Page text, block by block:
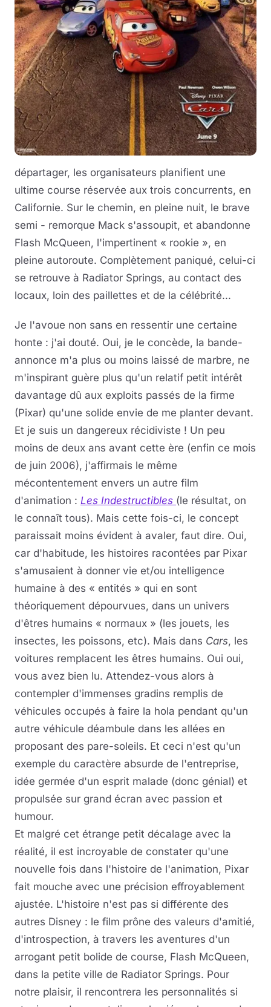
départager, les organisateurs planifient une
ultime course réservée aux trois concurrents, en
Californie. Sur le chemin, en pleine nuit, le brave
semi - remorque Mack s'assoupit, et abandonne
Flash McQueen, l'impertinent « rookie », en
pleine autoroute. Complètement paniqué, celui-ci
se retrouve à Radiator Springs, au contact des
locaux, loin des paillettes et de la célébrité...
Je l'avoue non sans en ressentir une certaine
honte : j'ai douté. Oui, je le concède, la bande-
annonce m'a plus ou moins laissé de marbre, ne
m'inspirant guère plus qu'un relatif petit intérêt
davantage dû aux exploits passés de la firme
(Pixar) qu'une solide envie de me planter devant.
Et je suis un dangereux récidiviste ! Un peu
moins de deux ans avant cette ère (enfin ce mois
de juin 2006), j'affirmais le même
mécontentement envers un autre film
d'animation : Les Indestructibles (le résultat, on
le connaît tous). Mais cette fois-ci, le concept
paraissait moins évident à avaler, faut dire. Oui,
car d'habitude, les histoires racontées par Pixar
s'amusaient à donner vie et/ou intelligence
humaine à des « entités » qui en sont
théoriquement dépourvues, dans un univers
d'êtres humains « normaux » (les jouets, les
insectes, les poissons, etc). Mais dans Cars, les
voitures remplacent les êtres humains. Oui oui,
vous avez bien lu. Attendez-vous alors à
contempler d'immenses gradins remplis de
véhicules occupés à faire la hola pendant qu'un
autre véhicule déambule dans les allées en
proposant des pare-soleils. Et ceci n'est qu'un
exemple du caractère absurde de l'entreprise,
idée germée d'un esprit malade (donc génial) et
propulsée sur grand écran avec passion et
humour.
Et malgré cet étrange petit décalage avec la
réalité, il est incroyable de constater qu'une
nouvelle fois dans l'histoire de l'animation, Pixar
fait mouche avec une précision effroyablement
ajustée. L'histoire n'est pas si différente des
autres Disney : le film prône des valeurs d'amitié,
d'introspection, à travers les aventures d'un
arrogant petit bolide de course, Flash McQueen,
dans la petite ville de Radiator Springs. Pour
notre plaisir, il rencontrera les personnalités si